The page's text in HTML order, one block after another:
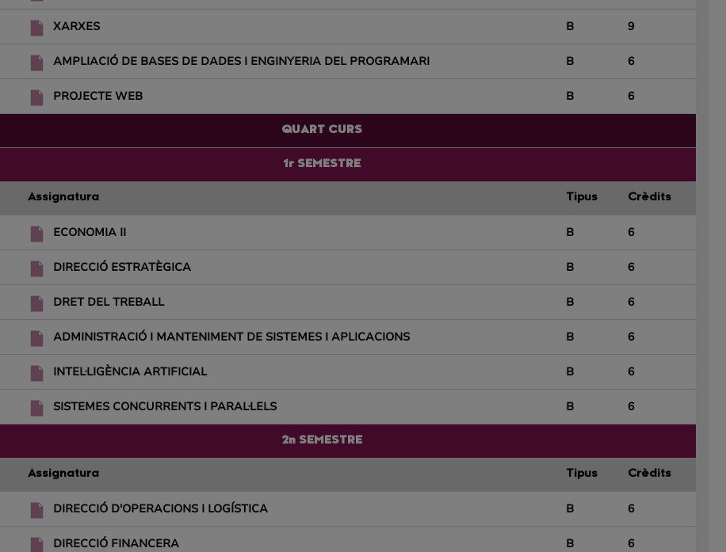
XARXES B 9
AMPLIACIÓ DE BASES DE DADES I ENGINYERIA DEL PROGRAMARI B 6
PROJECTE WEB B 6
QUART CURS
1r SEMESTRE
Assignatura Tipus Crèdits
ECONOMIA II B 6
DIRECCIÓ ESTRATÈGICA B 6
DRET DEL TREBALL B 6
ADMINISTRACIÓ I MANTENIMENT DE SISTEMES I APLICACIONS B 6
INTEL·LIGÈNCIA ARTIFICIAL B 6
SISTEMES CONCURRENTS I PARAL·LELS B 6
2n SEMESTRE
Assignatura Tipus Crèdits
DIRECCIÓ D'OPERACIONS I LOGÍSTICA B 6
DIRECCIÓ FINANCERA B 6